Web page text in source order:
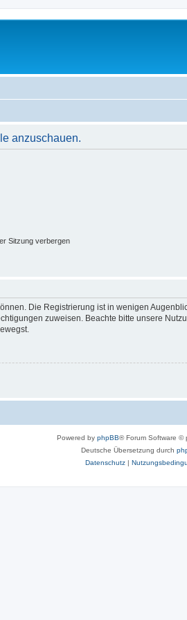
anzuschauen.
Sitzung verbergen
Die Registrierung ist in wenigen
zuweisen. Beachte bitte unsere
Powered by phpBB® Forum Software ©
Deutsche Übersetzung durch
Datenschutz|